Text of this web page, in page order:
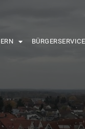
BÜRGERSERVICE